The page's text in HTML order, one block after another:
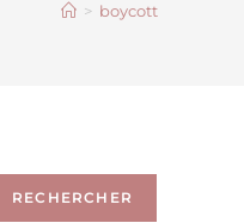
> boycott
RECHERCHER